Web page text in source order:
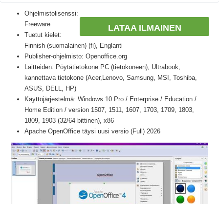
LATAA ILMAINEN
Ohjelmistolisenssi:
Freeware
Tuetut kielet:
Finnish (suomalainen) (fi), Englanti
Publisher-ohjelmisto: Openoffice.org
Laitteiden: Pöytätietokone PC (tietokoneen), Ultrabook,
kannettava tietokone (Acer,Lenovo, Samsung, MSI, Toshiba,
ASUS, DELL, HP)
Käyttöjärjestelmä: Windows 10 Pro / Enterprise / Education /
Home Edition / version 1507, 1511, 1607, 1703, 1709, 1803,
1809, 1903 (32/64 bittinen), x86
Apache OpenOffice täysi uusi versio (Full) 2026